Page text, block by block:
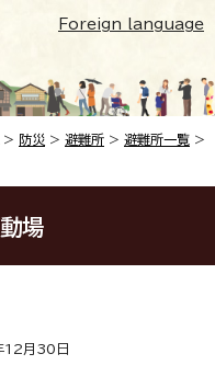
Foreign language
> 防災 > 避難所 > 避難所一覧 >
場
12月30日